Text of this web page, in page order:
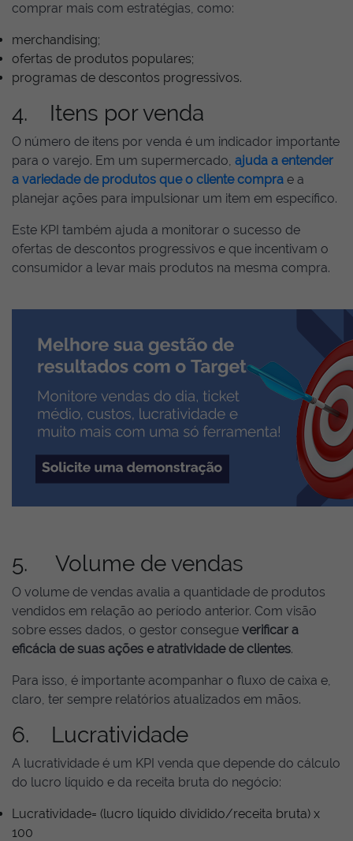
comprar mais com estratégias, como:
merchandising;
ofertas de produtos populares;
programas de descontos progressivos.
4. Itens por venda
O número de itens por venda é um indicador importante
para o varejo. Em um supermercado, ajuda a entender
a variedade de produtos que o cliente compra e a
planejar ações para impulsionar um item em específico.
Este KPI também ajuda a monitorar o sucesso de
ofertas de descontos progressivos e que incentivam o
consumidor a levar mais produtos na mesma compra.
5. Volume de vendas
O volume de vendas avalia a quantidade de produtos
vendidos em relação ao período anterior. Com visão
sobre esses dados, o gestor consegue verificar a
eficácia de suas ações e atratividade de clientes.
Para isso, é importante acompanhar o fluxo de caixa e,
claro, ter sempre relatórios atualizados em mãos.
6. Lucratividade
A lucratividade é um KPI venda que depende do cálculo
do lucro líquido e da receita bruta do negócio:
Lucratividade= (lucro líquido dividido/receita bruta) x
100